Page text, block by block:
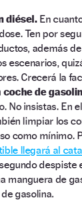
diésel. En
Ten por
además
escenarios,
Crecerá la
coche de
No insistas. En
limpiar los
como mínimo.
llegará al
manguera de
gasolina.